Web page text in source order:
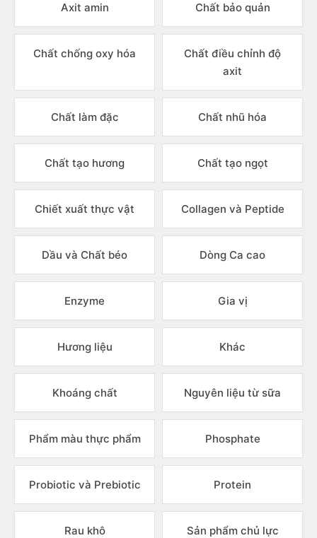
Axit amin Chất bảo quản
Chất chống oxy hóa
Chất điều chỉnh độ
axit
Chất làm đặc Chất nhũ hóa
Chất tạo hương Chất tạo ngọt
Chiết xuất thực vật Collagen và Peptide
Dầu và Chất béo Dòng Ca cao
Enzyme Gia vị
Hương liệu Khác
Khoáng chất Nguyên liệu từ sữa
Phẩm màu thực phẩm Phosphate
Probiotic và Prebiotic Protein
Rau khô
Sản phẩm chủ lực